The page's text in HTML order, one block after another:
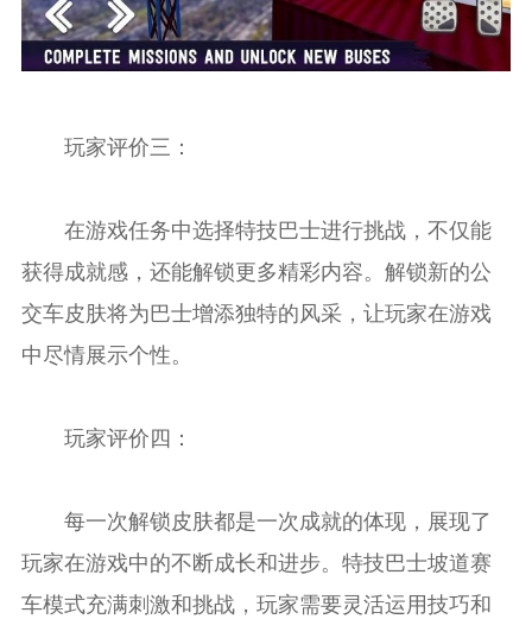
玩家评价三：
在游戏任务中选择特技巴士进行挑战，不仅能
获得成就感，还能解锁更多精彩内容。解锁新的公
交车皮肤将为巴士增添独特的风采，让玩家在游戏
中尽情展示个性。
玩家评价四：
每一次解锁皮肤都是一次成就的体现，展现了
玩家在游戏中的不断成长和进步。特技巴士坡道赛
车模式充满刺激和挑战，玩家需要灵活运用技巧和